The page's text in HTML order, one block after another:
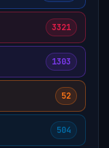
3321
1303
52
504